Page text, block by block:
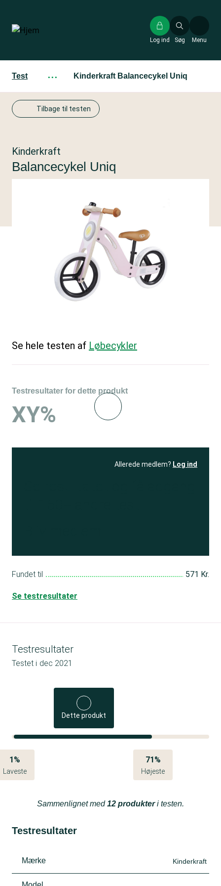
hovedindhold
Søg
Log ind Menu
Test ··· Kinderkraft Balancecykel Uniq
Tilbage til testen
Kinderkraft
Balancecykel Uniq
Se hele testen af Løbecykler
Testresultater for dette produkt
XY%
Allerede medlem? Log ind
Fundet til 571 Kr.
Se testresultater
Testresultater
Testet i dec 2021
Dette produkt
1%
Laveste
71%
Højeste
Sammenlignet med12 produkteri testen.
Testresultater
Mærke Kinderkraft